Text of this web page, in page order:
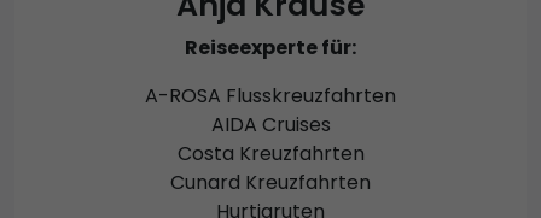
Reiseexperte für:
A-ROSA Flusskreuzfahrten
AIDA Cruises
Costa Kreuzfahrten
Cunard Kreuzfahrten
Hurtigruten